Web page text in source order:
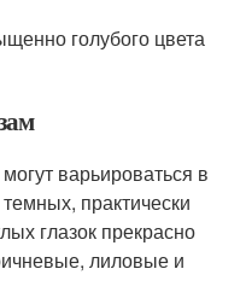
голубого цвета
варьироваться в
практически
глазок прекрасно
лиловые и